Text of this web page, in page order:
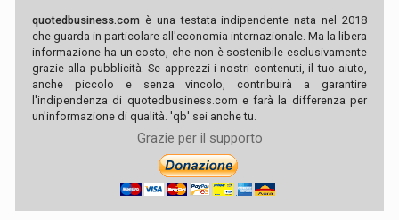
quotedbusiness.com è una testata indipendente nata nel 2018
che guarda in particolare all'economia internazionale. Ma la libera
informazione ha un costo, che non è sostenibile esclusivamente
grazie alla pubblicità. Se apprezzi i nostri contenuti, il tuo aiuto,
anche piccolo e senza vincolo, contribuirà a garantire
l'indipendenza di quotedbusiness.com e farà la differenza per
un'informazione di qualità. 'qb' sei anche tu.
Grazie per il supporto